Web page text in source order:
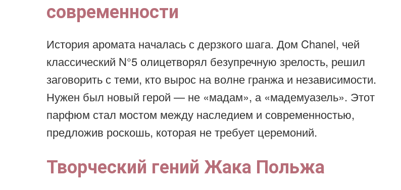
современности
История аромата началась с дерзкого шага. Дом Chanel, чей
классический N°5 олицетворял безупречную зрелость, решил
заговорить с теми, кто вырос на волне гранжа и независимости.
Нужен был новый герой — не «мадам», а «мадемуазель». Этот
парфюм стал мостом между наследием и современностью,
предложив роскошь, которая не требует церемоний.
Творческий гений Жака Польжа